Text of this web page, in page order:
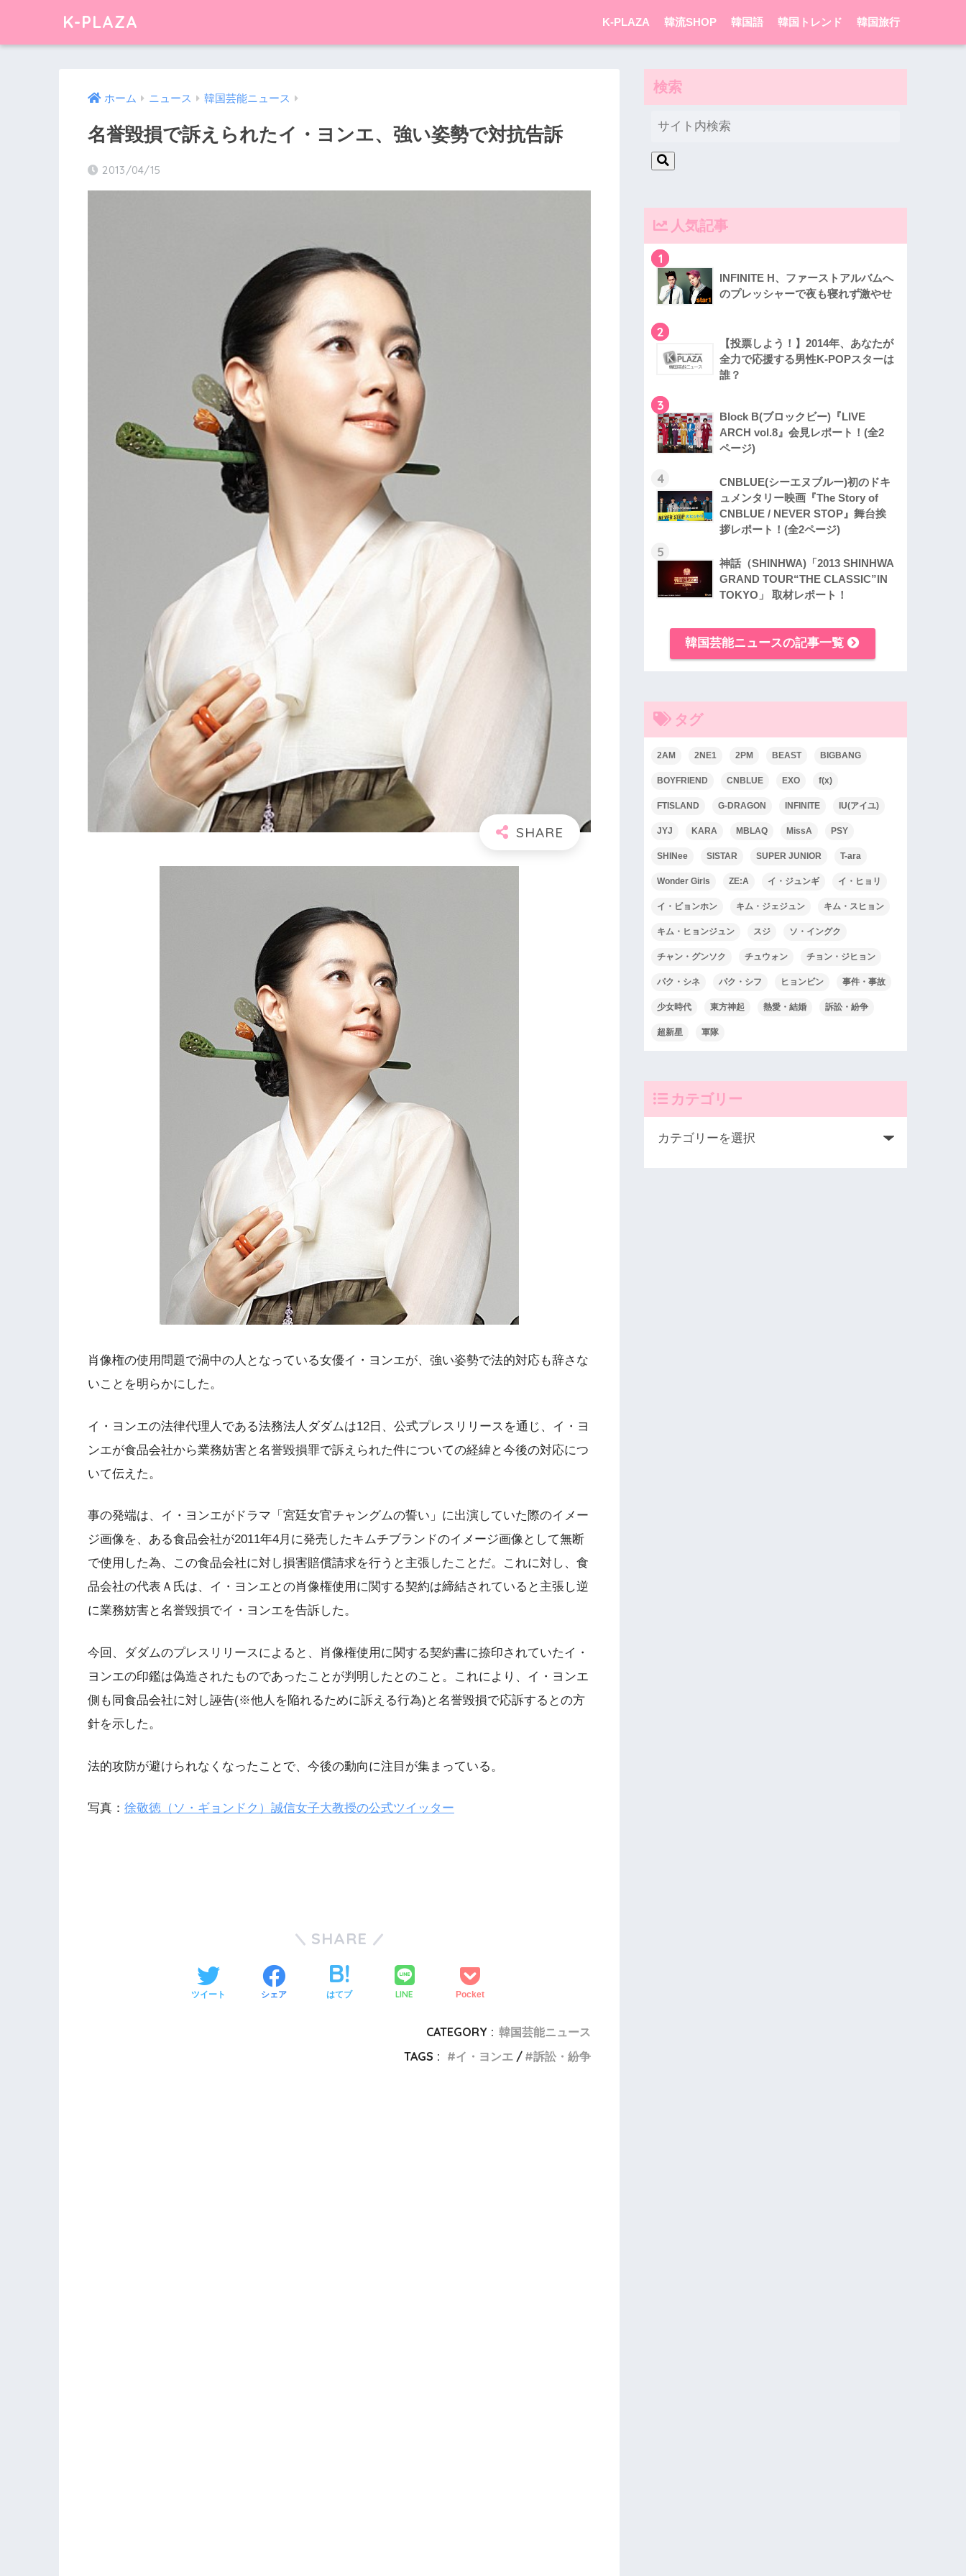
K-PLAZA K-PLAZA 韓流SHOP 韓国語 韓国トレンド 韓国旅行
ホーム ニュース 韓国芸能ニュース
名誉毀損で訴えられたイ・ヨンエ、強い姿勢で対抗告訴
2013/04/15
肖像権の使用問題で渦中の人となっている女優イ・ヨンエが、強い姿勢で法的対応も辞さな
いことを明らかにした。
イ・ヨンエの法律代理人である法務法人ダダムは12日、公式プレスリリースを通じ、イ・ヨ
ンエが食品会社から業務妨害と名誉毀損罪で訴えられた件についての経緯と今後の対応につ
いて伝えた。
事の発端は、イ・ヨンエがドラマ「宮廷女官チャングムの誓い」に出演していた際のイメー
ジ画像を、ある食品会社が2011年4月に発売したキムチブランドのイメージ画像として無断
で使用した為、この食品会社に対し損害賠償請求を行うと主張したことだ。これに対し、食
品会社の代表Ａ氏は、イ・ヨンエとの肖像権使用に関する契約は締結されていると主張し逆
に業務妨害と名誉毀損でイ・ヨンエを告訴した。
今回、ダダムのプレスリリースによると、肖像権使用に関する契約書に捺印されていたイ・
ヨンエの印鑑は偽造されたものであったことが判明したとのこと。これにより、イ・ヨンエ
側も同食品会社に対し誣告(※他人を陥れるために訴える行為)と名誉毀損で応訴するとの方
針を示した。
法的攻防が避けられなくなったことで、今後の動向に注目が集まっている。
写真： 徐敬徳（ソ・ギョンドク）誠信女子大教授の公式ツイッター
SHARE
ツイート シェア はてブ LINE Pocket
CATEGORY : 韓国芸能ニュース
TAGS :
イ・ヨンエ 訴訟・紛争
検索
人気記事
1
INFINITE H、ファーストアルバムへ
のプレッシャーで夜も寝れず激やせ
2
【投票しよう！】2014年、あなたが
全力で応援する男性K-POPスターは
誰？
3
Block B(ブロックビー)『LIVE
ARCH vol.8』会見レポート！(全2
ページ)
4
CNBLUE(シーエヌブルー)初のドキ
ュメンタリー映画『The Story of
CNBLUE / NEVER STOP』舞台挨
拶レポート！(全2ページ)
5
神話（SHINHWA)「2013 SHINHWA
GRAND TOUR“THE CLASSIC”IN
TOKYO」 取材レポート！
韓国芸能ニュースの記事一覧
タグ
2AM 2NE1 2PM BEAST BIGBANG
BOYFRIEND CNBLUE EXO f(x)
FTISLAND G-DRAGON INFINITE IU(アイユ)
JYJ KARA MBLAQ MissA PSY
SHINee SISTAR SUPER JUNIOR T-ara
Wonder Girls ZE:A イ・ジュンギ イ・ヒョリ
イ・ビョンホン キム・ジェジュン キム・スヒョン
キム・ヒョンジュン スジ ソ・イングク
チャン・グンソク チュウォン チョン・ジヒョン
パク・シネ パク・シフ ヒョンビン 事件・事故
少女時代 東方神起 熱愛・結婚 訴訟・紛争
超新星 軍隊
カテゴリー